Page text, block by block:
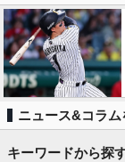
ニュース&コラム
キーワードから探